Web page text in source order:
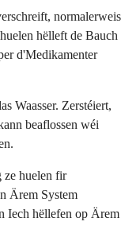
normalerweis
hëlleft de Bauch
d'Medikamenter
Waasser. Zerstéiert,
beaflossen wéi
ze huelen fir
Ärem System
Iech hëllefen op Ärem